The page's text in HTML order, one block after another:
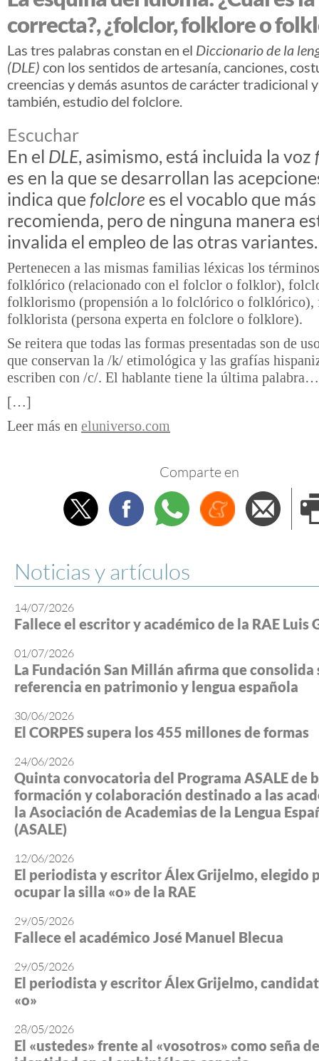
correcta?, ¿folclor, folklore o
Las tres palabras constan en el Diccionario de la
(DLE) con los sentidos de artesanía, canciones,
creencias y demás asuntos de carácter tradicional
también, estudio del folclore.
Escuchar
En el DLE, asimismo, está incluida la voz
es en la que se desarrollan las
indica que folclore es el vocablo que más
recomienda, pero de ninguna manera
invalida el empleo de las otras variantes.
Pertenecen a las mismas familias léxicas los
folklórico (relacionado con el folclor o folklor),
folklorismo (propensión a lo folclórico o folklórico),
folklorista (persona experta en folclore o folklore).
Se reitera que todas las formas presentadas son de
que conservan la /k/ etimológica y las grafías
escriben con /c/. El hablante tiene la última palabra…
[…]
Leer más en eluniverso.com
Comparte en
TwitterFacebookWhatsappMenéame
Noticias y artículos
14/07/2026
Fallece el escritor y académico de la RAE Luis
01/07/2026
La Fundación San Millán afirma que consolida
referencia en patrimonio y lengua española
30/06/2026
El CORPES supera los 455 millones de formas
24/06/2026
Quinta convocatoria del Programa ASALE de
formación y colaboración destinado a las
la Asociación de Academias de la Lengua
(ASALE)
12/06/2026
El periodista y escritor Álex Grijelmo, elegido
ocupar la silla «o» de la RAE
29/05/2026
Fallece el académico José Manuel Blecua
29/05/2026
El periodista y escritor Álex Grijelmo,
«o»
28/05/2026
El «ustedes» frente al «vosotros» como seña de